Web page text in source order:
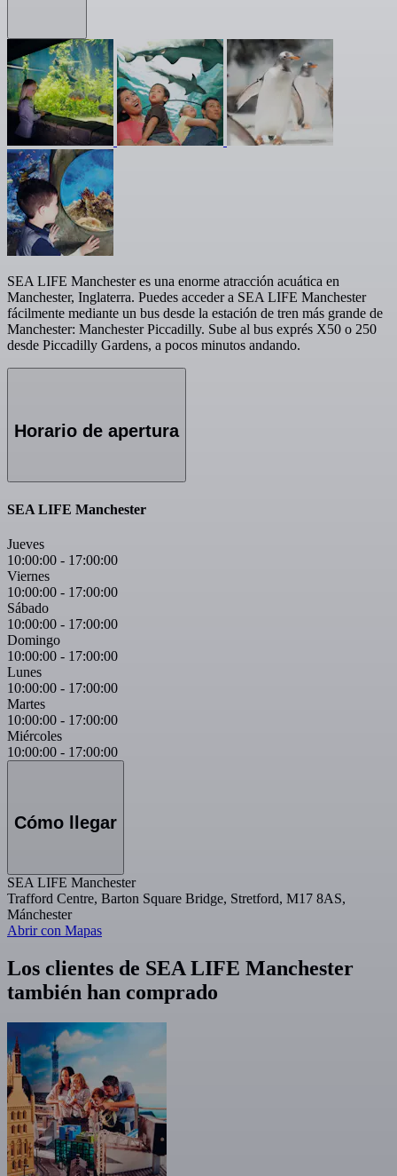
SEA LIFE Manchester es una enorme atracción acuática en
Manchester, Inglaterra. Puedes acceder a SEA LIFE Manchester
fácilmente mediante un bus desde la estación de tren más grande de
Manchester: Manchester Piccadilly. Sube al bus exprés X50 o 250
desde Piccadilly Gardens, a pocos minutos andando.
Horario de apertura
SEA LIFE Manchester
Jueves
10:00:00 - 17:00:00
Viernes
10:00:00 - 17:00:00
Sábado
10:00:00 - 17:00:00
Domingo
10:00:00 - 17:00:00
Lunes
10:00:00 - 17:00:00
Martes
10:00:00 - 17:00:00
Miércoles
10:00:00 - 17:00:00
Cómo llegar
SEA LIFE Manchester
Trafford Centre, Barton Square Bridge, Stretford, M17 8AS,
Mánchester
Abrir con Mapas
Los clientes de SEA LIFE Manchester
también han comprado